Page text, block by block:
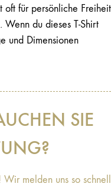
oft für persönliche Freiheit
du dieses T-Shirt
und Dimensionen
SIE
melden uns so schnell